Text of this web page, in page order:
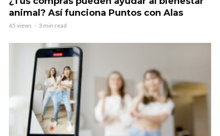
animal? Así funciona Puntos con Alas
65 views 3 min read